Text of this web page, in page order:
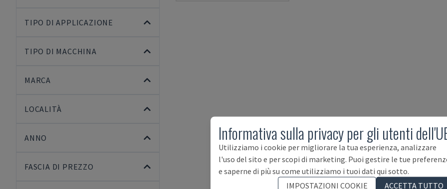
TIPO DI APPLICAZIONE
TIPO DI MACCHINA
MARCA
LOCALITÀ
ANNO
FASCIA DI PREZZO
Informativa sulla privacy per gli utenti
Utilizziamo i cookie per migliorare la tua esperienza, analizzare
l'uso del sito e per scopi di marketing. Puoi gestire le tue
e saperne di più su come utilizziamo i tuoi dati qui sotto.
IMPOSTAZIONI COOKIE
ACCETTA TUTTO